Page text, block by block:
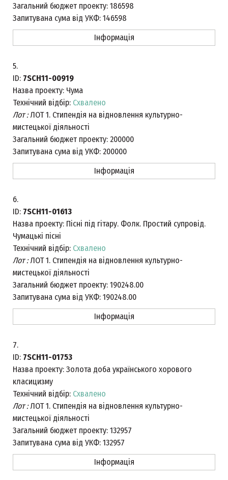
Загальний бюджет проекту: 186598
Запитувана сума від УКФ: 146598
Інформація
5.
ID: 7SCH11-00919
Назва проекту: Чума
Технічний відбір: Схвалено
Лот :ЛОТ 1. Стипендія на відновлення культурно-
мистецької діяльності
Загальний бюджет проекту: 200000
Запитувана сума від УКФ: 200000
Інформація
6.
ID: 7SCH11-01613
Назва проекту: Пісні під гітару. Фолк. Простий супровід.
Чумацькі пісні
Технічний відбір: Схвалено
Лот :ЛОТ 1. Стипендія на відновлення культурно-
мистецької діяльності
Загальний бюджет проекту: 190248.00
Запитувана сума від УКФ: 190248.00
Інформація
7.
ID: 7SCH11-01753
Назва проекту: Золота доба українського хорового
класицизму
Технічний відбір: Схвалено
Лот :ЛОТ 1. Стипендія на відновлення культурно-
мистецької діяльності
Загальний бюджет проекту: 132957
Запитувана сума від УКФ: 132957
Інформація